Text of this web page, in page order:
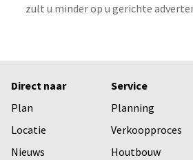
zult u minder op u gerichte
Direct naar
Plan
Locatie
Nieuws
Service
Planning
Verkoopproces
Houtbouw